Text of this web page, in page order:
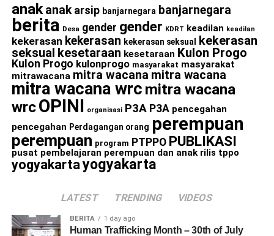
anak anak arsip banjarnegara banjarnegara
berita Desa gender gender KDRT keadilan keadilan
kekerasan kekerasan kekerasan seksual
kekerasan
seksual kesetaraan kesetaraan Kulon Progo
Kulon Progo kulonprogo masyarakat masyarakat
mitrawacana mitra wacana mitra wacana
mitra wacana wrc mitra wacana
wrcOPINI organisasi P3A P3A pencegahan
pencegahan Perdagangan orang perempuan
perempuan program PTPPO PUBLIKASI
pusat pembelajaran perempuan dan anak rilis tppo
yogyakartayogyakarta
LATEST TRENDING VIDEOS
BERITA 1 day ago
Human Trafficking Month – 30th of July